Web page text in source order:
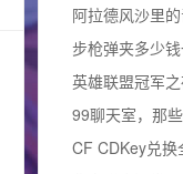
阿拉德风沙里